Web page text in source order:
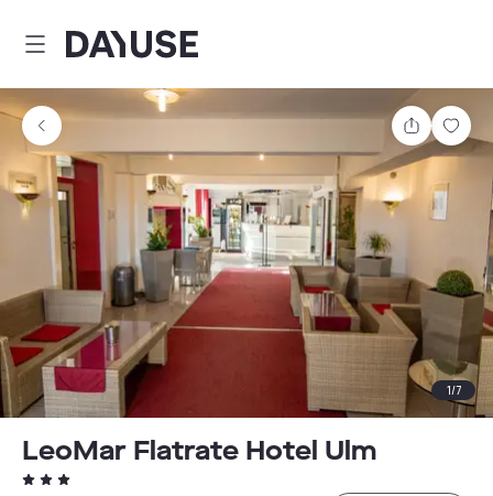
Dayuse
Teilen
1/7
LeoMar Flatrate Hotel Ulm